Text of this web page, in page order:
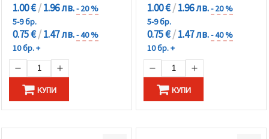
1.00 €/1.96 лв.- 20 %
5-9 бр.
0.75 €/1.47 лв.- 40 %
10 бр. +
КУПИ
1.00 €/1.96 лв.- 20 %
5-9 бр.
0.75 €/1.47 лв.- 40 %
10 бр. +
КУПИ